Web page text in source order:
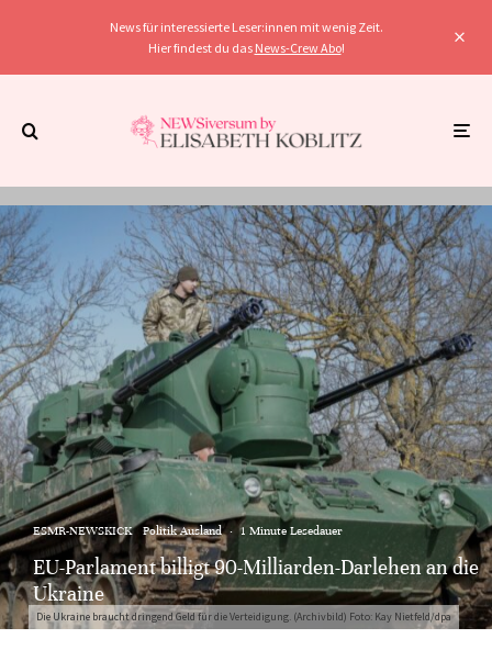
News für interessierte Leser:innen mit wenig Zeit.
Hier findest du das News-Crew Abo!
Die Ukraine braucht dringend Geld für die Verteidigung. (Archivbild) Foto: Kay Nietfeld/dpa
ESMR-NEWSKICK Politik Ausland · 1 Minute Lesedauer
EU-Parlament billigt 90-Milliarden-Darlehen an die
Ukraine